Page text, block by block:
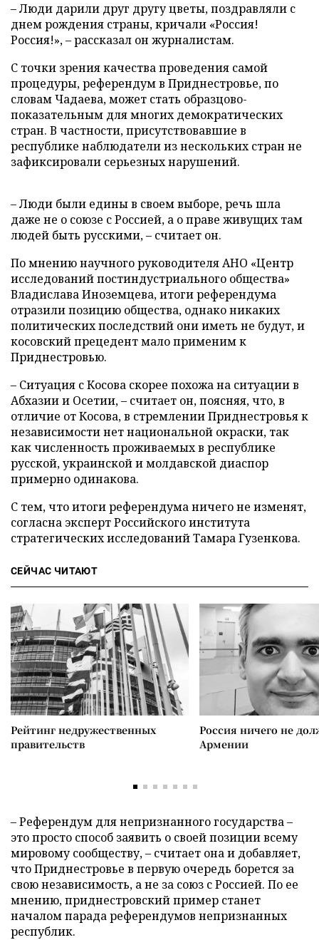
– Люди дарили друг другу цветы, поздравляли с
днем рождения страны, кричали «Россия!
Россия!», – рассказал он журналистам.
С точки зрения качества проведения самой
процедуры, референдум в Приднестровье, по
словам Чадаева, может стать образцово-
показательным для многих демократических
стран. В частности, присутствовавшие в
республике наблюдатели из нескольких стран не
зафиксировали серьезных нарушений.
– Люди были едины в своем выборе, речь шла
даже не о союзе с Россией, а о праве живущих там
людей быть русскими, – считает он.
По мнению научного руководителя АНО «Центр
исследований постиндустриального общества»
Владислава Иноземцева, итоги референдума
отразили позицию общества, однако никаких
политических последствий они иметь не будут, и
косовский прецедент мало применим к
Приднестровью.
– Ситуация с Косова скорее похожа на ситуации в
Абхазии и Осетии, – считает он, поясняя, что, в
отличие от Косова, в стремлении Приднестровья к
независимости нет национальной окраски, так
как численность проживаемых в республике
русской, украинской и молдавской диаспор
примерно одинакова.
С тем, что итоги референдума ничего не изменят,
согласна эксперт Российского института
стратегических исследований Тамара Гузенкова.
СЕЙЧАС ЧИТАЮТ
Рейтинг недружественных
правительств
Россия ничего не
Армении
– Референдум для непризнанного государства –
это просто способ заявить о своей позиции всему
мировому сообществу, – считает она и добавляет,
что Приднестровье в первую очередь борется за
свою независимость, а не за союз с Россией. По ее
мнению, приднестровский пример станет
началом парада референдумов непризнанных
республик.